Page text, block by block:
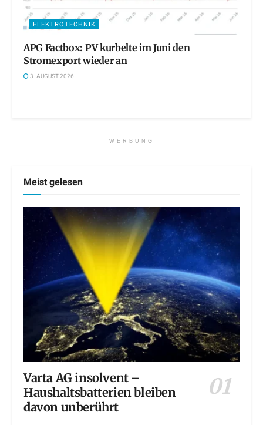
ELEKTROTECHNIK
APG Factbox: PV kurbelte im Juni den
Stromexport wieder an
3. AUGUST 2026
WERBUNG
Meist gelesen
Varta AG insolvent –
Haushaltsbatterien bleiben
davon unberührt